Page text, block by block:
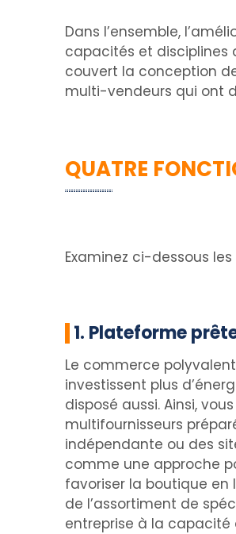
Dans l’ensemble,
capacités et disciplines
couvert la conception
multi-vendeurs qui ont
QUATRE
Examinez ci-dessous
1. Plateforme
Le commerce
investissent plus
disposé aussi. Ainsi,
multifournisseurs
indépendante ou des
comme une approche
favoriser la boutique
de l’assortiment de
entreprise à la capacité